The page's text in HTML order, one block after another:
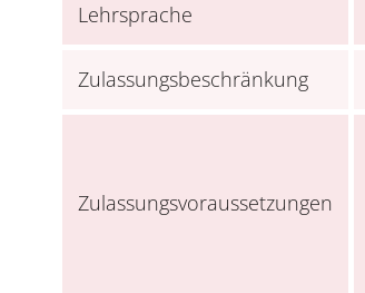
Lehrsprache
Zulassungsbeschränkung
Zulassungsvoraussetzungen